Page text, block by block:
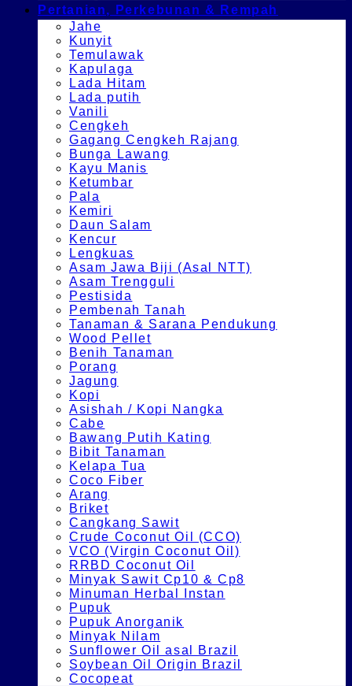
Pertanian, Perkebunan & Rempah
Jahe
Kunyit
Temulawak
Kapulaga
Lada Hitam
Lada putih
Vanili
Cengkeh
Gagang Cengkeh Rajang
Bunga Lawang
Kayu Manis
Ketumbar
Pala
Kemiri
Daun Salam
Kencur
Lengkuas
Asam Jawa Biji (Asal NTT)
Asam Trengguli
Pestisida
Pembenah Tanah
Tanaman & Sarana Pendukung
Wood Pellet
Benih Tanaman
Porang
Jagung
Kopi
Asishah / Kopi Nangka
Cabe
Bawang Putih Kating
Bibit Tanaman
Kelapa Tua
Coco Fiber
Arang
Briket
Cangkang Sawit
Crude Coconut Oil (CCO)
VCO (Virgin Coconut Oil)
RRBD Coconut Oil
Minyak Sawit Cp10 & Cp8
Minuman Herbal Instan
Pupuk
Pupuk Anorganik
Minyak Nilam
Sunflower Oil asal Brazil
Soybean Oil Origin Brazil
Cocopeat